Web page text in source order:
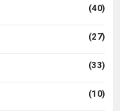
(40)
(27)
(33)
(10)